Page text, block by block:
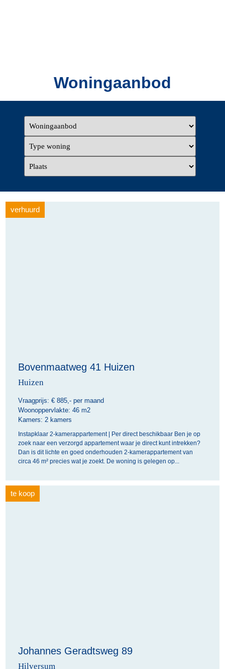
Woningaanbod
verhuurd
Bovenmaatweg 41 Huizen
Huizen
Vraagprijs: € 885,- per maand
Woonoppervlakte: 46 m2
Kamers: 2 kamers
Instapklaar 2-kamerappartement | Per direct beschikbaar Ben je op
zoek naar een verzorgd appartement waar je direct kunt intrekken?
Dan is dit lichte en goed onderhouden 2-kamerappartement van
circa 46 m² precies wat je zoekt. De woning is gelegen op...
te koop
Johannes Geradtsweg 89
Hilversum